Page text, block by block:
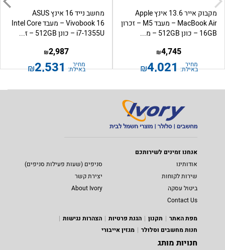
מקבוק אייר 13.6 אינץ Apple
MacBook Air – מעבד M5 – זכרון
16GB – כונן 512GB – מ...
4,745
₪
מחיר
באילת: 4,021
₪
מחשב נייד 16 אינץ ASUS
Vivobook 16 – מעבד Intel Core
i7-1355U – כונן 512GB – ז...
2,987
₪
מחיר
באילת: 2,531
₪
אנחנו זמינים לשירותכם
אודותינו
סניפים (שעות פעילות סניפים)
שירות לקוחות
יצירת קשר
ביטול עסקה
About Ivory
Contact Us
מפת האתר
תקנון הגנת פרטיות
הצהרות נגישות
חנות מחשבים וסלולר
מגזין אייבורי
חנויות מותג